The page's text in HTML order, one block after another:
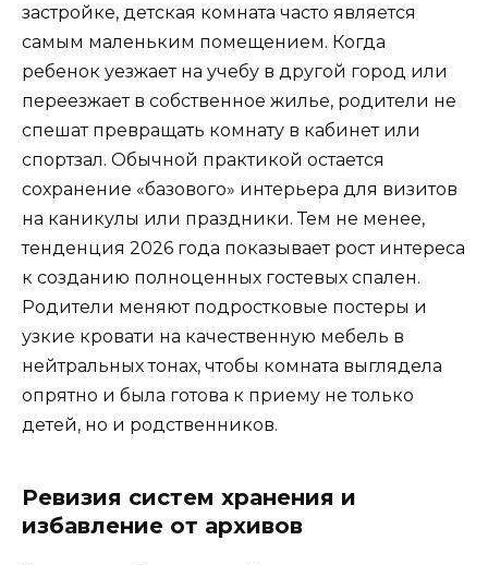
застройке, детская комната часто является
самым маленьким помещением. Когда
ребенок уезжает на учебу в другой город или
переезжает в собственное жилье, родители не
спешат превращать комнату в кабинет или
спортзал. Обычной практикой остается
сохранение «базового» интерьера для визитов
на каникулы или праздники. Тем не менее,
тенденция 2026 года показывает рост интереса
к созданию полноценных гостевых спален.
Родители меняют подростковые постеры и
узкие кровати на качественную мебель в
нейтральных тонах, чтобы комната выглядела
опрятно и была готова к приему не только
детей, но и родственников.
Ревизия систем хранения и
избавление от архивов